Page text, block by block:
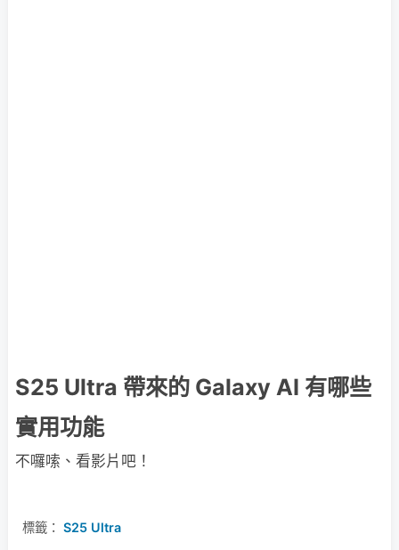
S25 Ultra 帶來的 Galaxy AI 有哪些
實用功能
不囉嗦、看影片吧！
標籤： S25 Ultra